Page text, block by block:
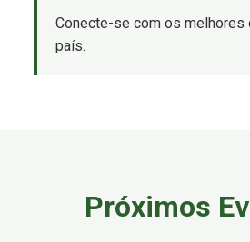
Conecte-se com os melhores
país.
Próximos